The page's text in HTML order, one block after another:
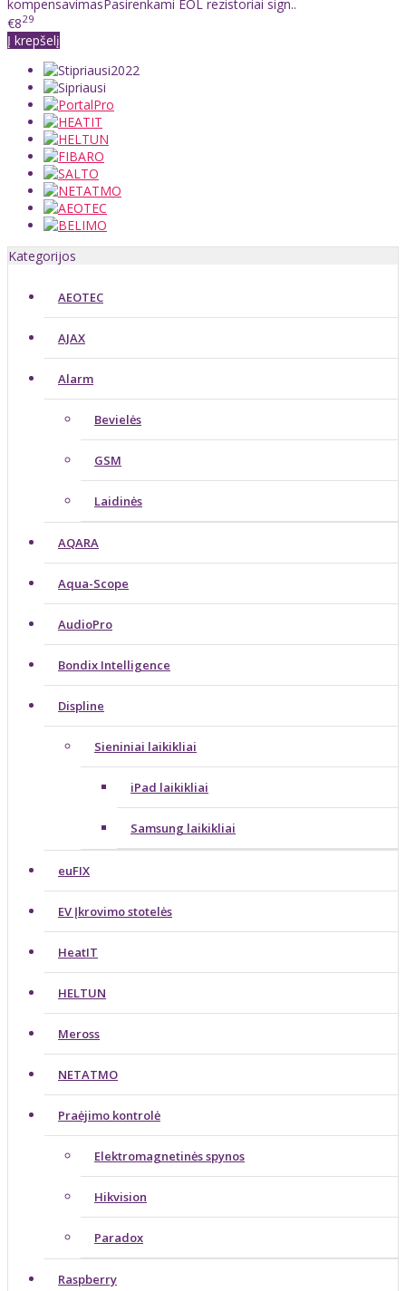
kompensavimasPasirenkami EOL rezistoriai sign..
€829
Į krepšelį
Kategorijos
AEOTEC
AJAX
Alarm
Bevielės
GSM
Laidinės
AQARA
Aqua-Scope
AudioPro
Bondix Intelligence
Displine
Sieniniai laikikliai
iPad laikikliai
Samsung laikikliai
euFIX
EV Įkrovimo stotelės
HeatIT
HELTUN
Meross
NETATMO
Praėjimo kontrolė
Elektromagnetinės spynos
Hikvision
Paradox
Raspberry